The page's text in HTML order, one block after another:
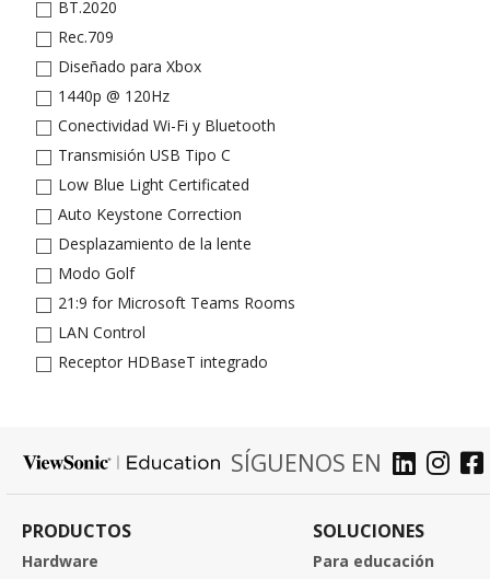
BT.2020
Rec.709
Diseñado para Xbox
1440p @ 120Hz
Conectividad Wi-Fi y Bluetooth
Transmisión USB Tipo C
Low Blue Light Certificated
Auto Keystone Correction
Desplazamiento de la lente
Modo Golf
21:9 for Microsoft Teams Rooms
LAN Control
Receptor HDBaseT integrado
SÍGUENOS EN
PRODUCTOS
Hardware
SOLUCIONES
Para educación